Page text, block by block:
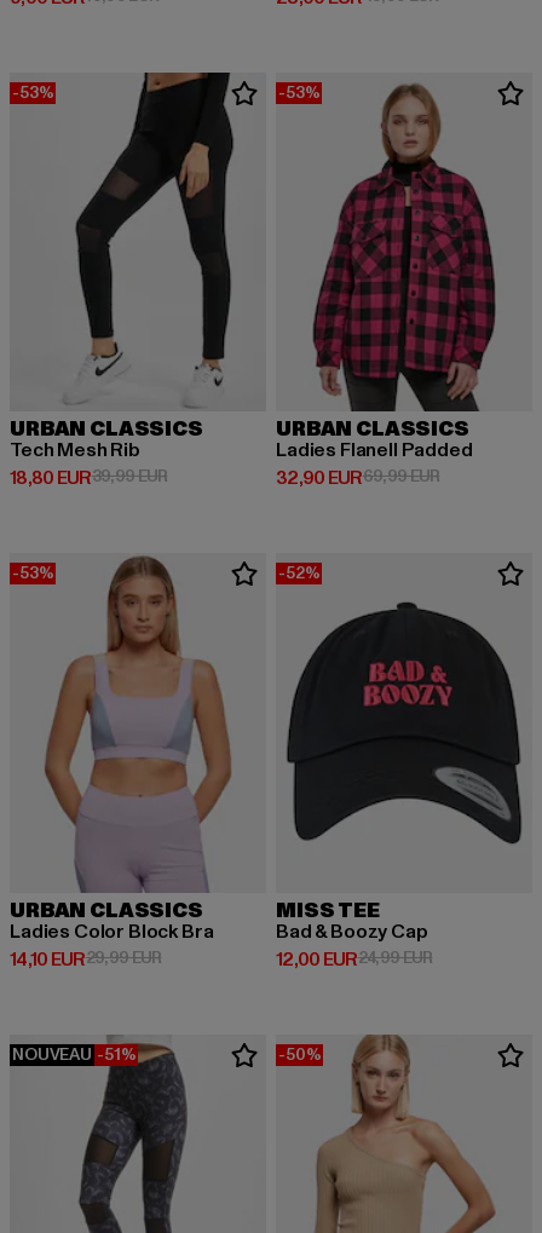
-53%
URBAN CLASSICS
Tech Mesh Rib
18,80 EUR
Prix courant: 18,80 EUR
39,99 EURPrix en promotion: 39,99 EUR
-53%
URBAN CLASSICS
Ladies Flanell Padded
32,90 EUR
Prix courant: 32,90 EUR
69,99 EURPrix en
-53%
URBAN CLASSICS
Ladies Color Block Bra
14,10 EUR
Prix courant: 14,10 EUR
29,99 EURPrix en promotion: 29,99 EUR
-52%
MISS TEE
Bad & Boozy Cap
12,00 EUR
Prix courant: 12,00 EUR
24,99 EURPrix en
NOUVEAU -51% -50%